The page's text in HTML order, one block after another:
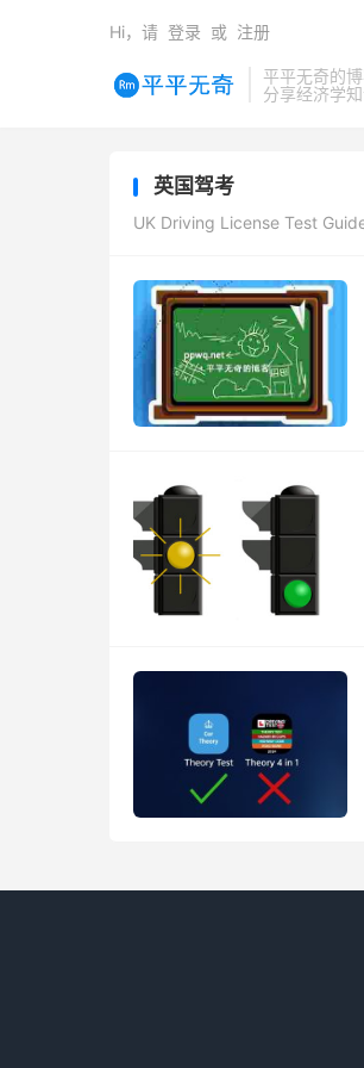
平平无奇的
分享经济学
Hi，请 登录 或 注册
英国驾考
UK Driving License Test